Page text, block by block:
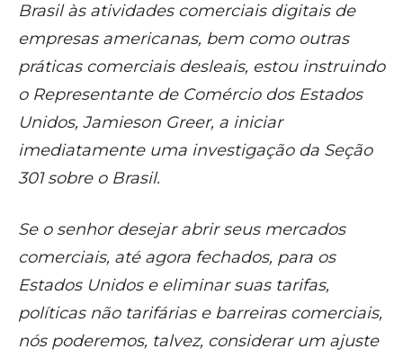
Brasil às atividades comerciais digitais de
empresas americanas, bem como outras
práticas comerciais desleais, estou instruindo
o Representante de Comércio dos Estados
Unidos, Jamieson Greer, a iniciar
imediatamente uma investigação da Seção
301 sobre o Brasil.
Se o senhor desejar abrir seus mercados
comerciais, até agora fechados, para os
Estados Unidos e eliminar suas tarifas,
políticas não tarifárias e barreiras comerciais,
nós poderemos, talvez, considerar um ajuste